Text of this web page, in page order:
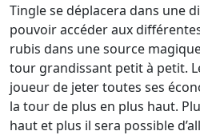
Tingle se déplacera dans une
pouvoir accéder aux
rubis dans une source
tour grandissant petit à petit.
joueur de jeter toutes ses
la tour de plus en plus haut.
haut et plus il sera possible